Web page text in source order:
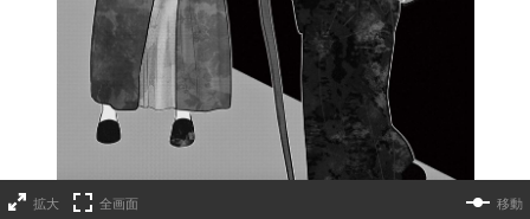
拡大 全画面 移動